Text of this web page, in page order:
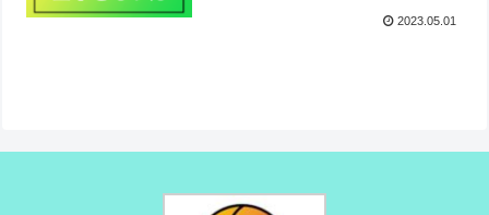
2023.05.01